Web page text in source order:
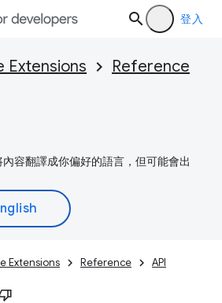
登入
Extensions
Reference
容翻譯成你偏好的語言，但可能會出
Extensions Reference API